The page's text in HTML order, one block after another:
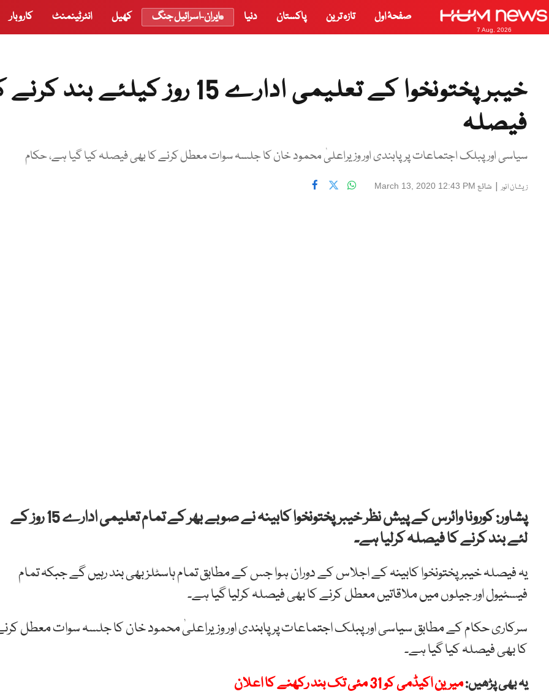
7 Aug, 2026
صفحۂ اول تازہ ترین پاکستان دنیا ایران-اسرائیل جنگ کھیل انٹرٹینمنٹ کاروبار
خیبرپختونخوا کے تعلیمی ادارے 15 روز کیلئے بند
فیصلہ
سیاسی اور پبلک اجتماعات پر پابندی اور وزیراعلیٰ محمود خان کا جلسہ سوات معطل کرنے کا بھی فیصلہ کیا گیا ہے، حکام
زیشان انور| شائع March 13, 2020 12:43 PM
پشاور: کورونا وائرس کے پیش نظر خیبرپختونخوا کابینہ نے صوبے بھر کے تمام تعلیمی ادارے 15 روز کے
لئے بند کرنے کا فیصلہ کرلیا ہے۔
یہ فیصلہ خیبرپختونخوا کابینہ کے اجلاس کے دوران ہوا جس کے مطابق تمام ہاسٹلز بھی بند رہیں گے جبکہ تمام
فیسٹیول اور جیلوں میں ملاقاتیں معطل کرنے کا بھی فیصلہ کرلیا گیا ہے۔
سرکاری حکام کے مطابق سیاسی اور پبلک اجتماعات پر پابندی اور وزیراعلیٰ محمود خان کا جلسہ سوات معطل
کا بھی فیصلہ کیا گیا ہے۔
یہ بھی پڑھیں:میرین اکیڈمی کو 31 مئی تک بند رکھنے کا اعلان